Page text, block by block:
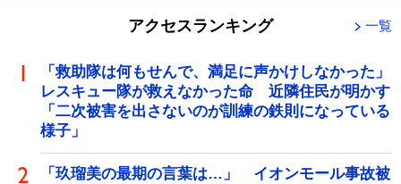
アクセスランキング 一覧
「救助隊は何もせんで、満足に声かけしなかった」
レスキュー隊が救えなかった命 近隣住民が明かす
「二次被害を出さないのが訓練の鉄則になっている
様子」
「玖瑠美の最期の言葉は…」 イオンモール事故被